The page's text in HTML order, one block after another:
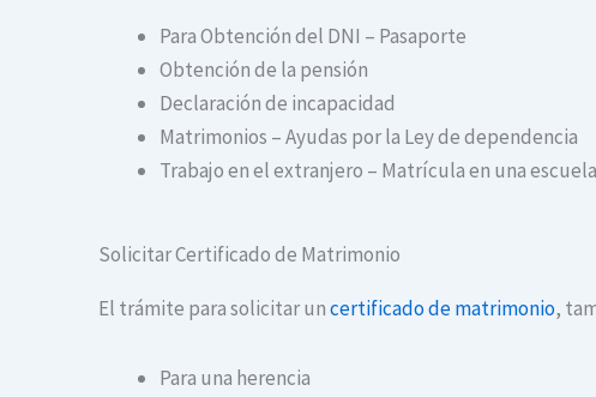
Para Obtención del DNI – Pasaporte
Obtención de la pensión
Declaración de incapacidad
Matrimonios – Ayudas por la Ley de dependencia
Trabajo en el extranjero – Matrícula en una escuela
Solicitar Certificado de Matrimonio
El trámite para solicitar uncertificado de matrimonio,
Para una herencia